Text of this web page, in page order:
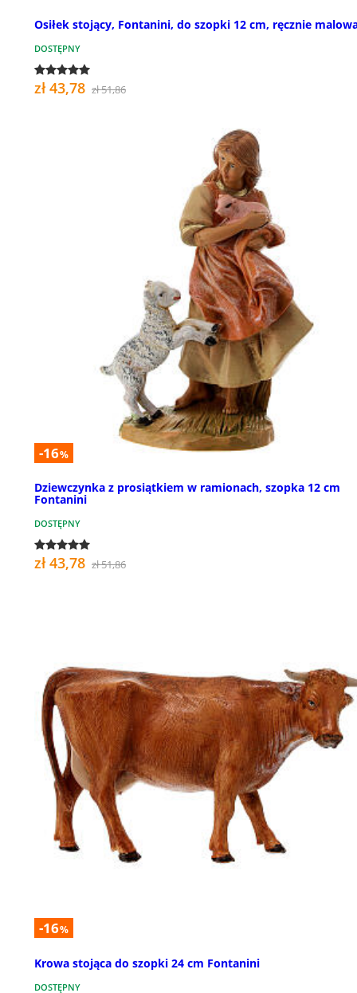
Osiłek stojący, Fontanini, do szopki 12 cm, ręcznie
DOSTĘPNY
zł 43,78 zł 51,86
-16%
Dziewczynka z prosiątkiem w ramionach, szopka 12 cm
Fontanini
DOSTĘPNY
zł 43,78 zł 51,86
-16%
Krowa stojąca do szopki 24 cm Fontanini
DOSTĘPNY